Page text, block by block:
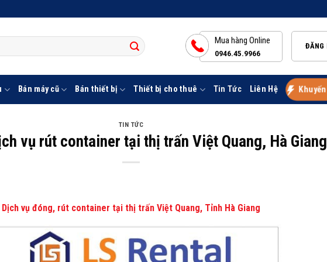
Mua hàng Online
0946.45.9966
ĐĂNG
Bán máy cũ Bán thiết bị Thiết bị cho thuê Tin Tức Liên Hệ
TIN TỨC
vụ rút container tại thị trấn Việt Quang, Hà Giang
Dịch vụ đóng, rút container tại thị trấn Việt Quang, Tỉnh Hà Giang